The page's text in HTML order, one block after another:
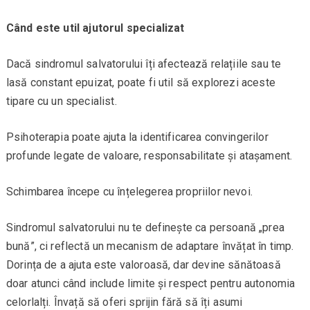
Când este util ajutorul specializat
Dacă sindromul salvatorului îți afectează relațiile sau te
lasă constant epuizat, poate fi util să explorezi aceste
tipare cu un specialist.
Psihoterapia poate ajuta la identificarea convingerilor
profunde legate de valoare, responsabilitate și atașament.
Schimbarea începe cu înțelegerea propriilor nevoi.
Sindromul salvatorului nu te definește ca persoană „prea
bună”, ci reflectă un mecanism de adaptare învățat în timp.
Dorința de a ajuta este valoroasă, dar devine sănătoasă
doar atunci când include limite și respect pentru autonomia
celorlalți. Învață să oferi sprijin fără să îți asumi